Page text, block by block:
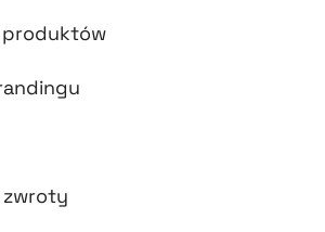
produktów
zwroty